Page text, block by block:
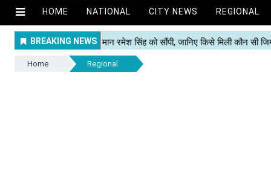
HOME NATIONAL CITY NEWS REGIONAL
Home Regional